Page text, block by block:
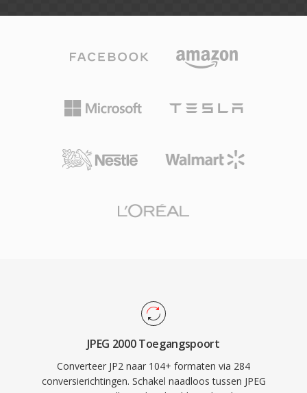
JPEG 2000 Toegangspoort
Converteer JP2 naar 104+ formaten via 284
conversierichtingen. Schakel naadloos tussen JPEG